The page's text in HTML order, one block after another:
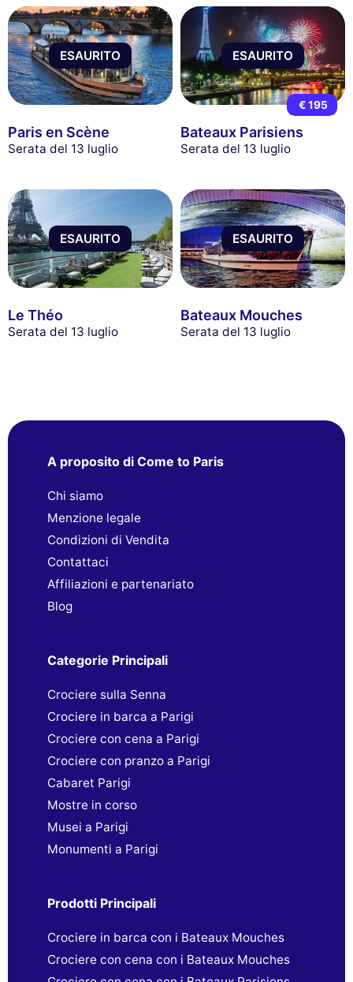
ESAURITO
Paris en Scène
Serata del 13 luglio
ESAURITO
€ 195
Bateaux Parisiens
Serata del 13 luglio
ESAURITO
Le Théo
Serata del 13 luglio
ESAURITO
Bateaux Mouches
Serata del 13 luglio
A proposito di Come to Paris
Chi siamo
Menzione legale
Condizioni di Vendita
Contattaci
Affiliazioni e partenariato
Blog
Categorie Principali
Crociere sulla Senna
Crociere in barca a Parigi
Crociere con cena a Parigi
Crociere con pranzo a Parigi
Cabaret Parigi
Mostre in corso
Musei a Parigi
Monumenti a Parigi
Prodotti Principali
Crociere in barca con i Bateaux Mouches
Crociere con cena con i Bateaux Mouches